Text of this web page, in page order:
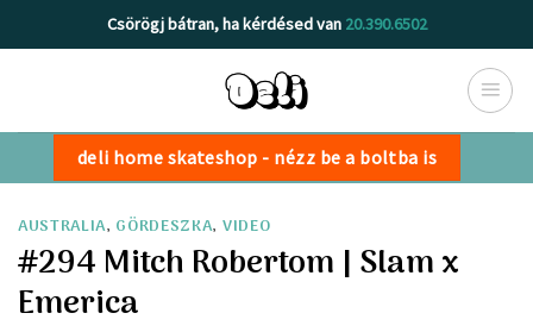
to
Csörögj bátran, ha kérdésed van 20.390.6502
deli home skateshop - nézz be a boltba is
AUSTRALIA, GÖRDESZKA, VIDEO
#294 Mitch Robertom | Slam x
Emerica